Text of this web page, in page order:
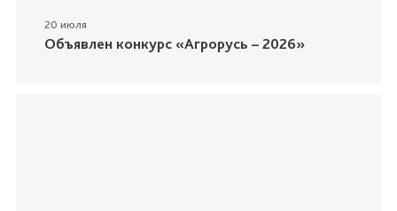
20 июля
Объявлен конкурс «Агрорусь – 2026»